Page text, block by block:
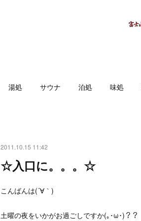
湯処 サウナ 泊処 味処
2011.10.15 11:42
☆入口に。。。☆
こんばんは(´∀｀)
土曜の夜をいかがお過ごしですか(｡･ω･)？？